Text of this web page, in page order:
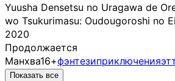
Yuusha Densetsu no Uragawa de
wo Tsukurimasu: Oudougoroshi no
2020
Продолжается
Манхва16+фэнтезиприключения
Показать все